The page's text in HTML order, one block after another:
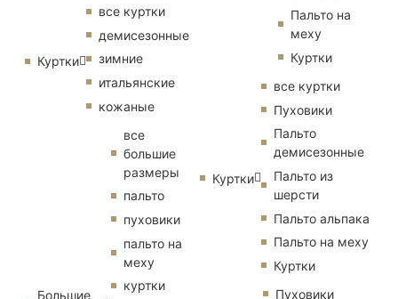
Куртки
все куртки
демисезонные
зимние
итальянские
кожаные
Большие
все
большие
размеры
пальто
пуховики
пальто на
меху
куртки
Пальто на
меху
Куртки
Куртки
все куртки
Пуховики
Пальто
демисезонные
Пальто из
шерсти
Пальто альпака
Пальто на меху
Куртки
Пуховики